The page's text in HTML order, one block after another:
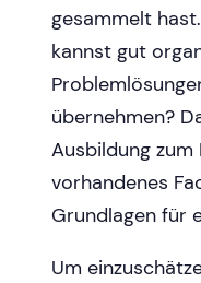
gesammelt
kannst gut
übernehmen?
Ausbildung
vorhandenes
Grundlagen für
Um